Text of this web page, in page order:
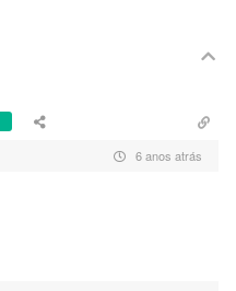
6 anos atrás